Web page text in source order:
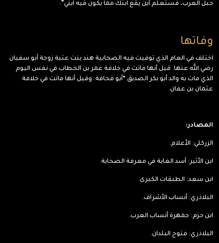
حبل العرب، فستعلم أين يقع ابنك مما يكون فيه ابني”.
وفاتها
اختلف في العام الذي توفيت فيه الصحابية هند بنت عتبة زوجة أبو سفيان
رضي الله عنها. قيل أنها ماتت في خلافة عمر بن الخطاب في نفس اليوم
الذي مات به والد أبو بكر الصديق “أبو قحافة. وقيل أنها ماتت في خلافة
عثمان بن عفان.
المصادر:
الزركلي: الأعلام.
ابن الأثير: أسد الغابة في معرفة الصحابة.
ابن سعد: الطبقات الكبرى.
البلاذري: أنساب الأشراف.
ابن حزم: جمهرة أنساب العرب.
البلاذري: فتوح البلدان.